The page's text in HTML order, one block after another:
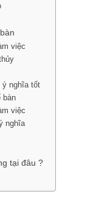
việc
ý nghĩa tốt
bàn
việc
nghĩa
tại đâu ?